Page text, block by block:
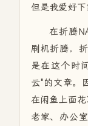
但是我爱好下
在折腾
刷机折腾，
是在这个时
云"的文章。
在闲鱼上面
老家、办公